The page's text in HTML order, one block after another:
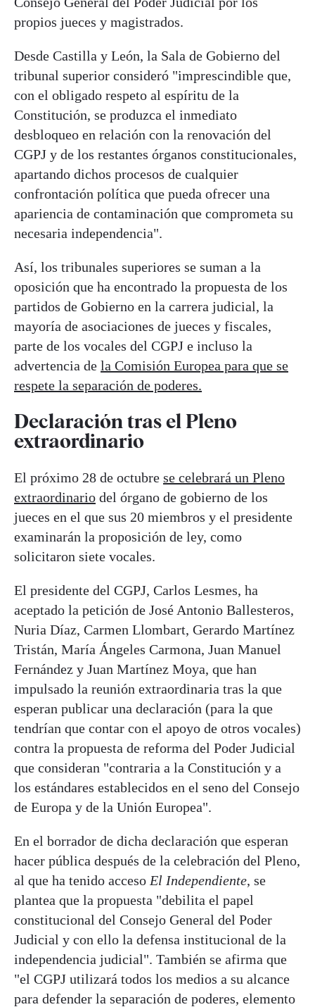
propios jueces y magistrados.
Desde Castilla y León, la Sala de Gobierno del
tribunal superior consideró "imprescindible que,
con el obligado respeto al espíritu de la
Constitución, se produzca el inmediato
desbloqueo en relación con la renovación del
CGPJ y de los restantes órganos constitucionales,
apartando dichos procesos de cualquier
confrontación política que pueda ofrecer una
apariencia de contaminación que comprometa su
necesaria independencia".
Así, los tribunales superiores se suman a la
oposición que ha encontrado la propuesta de los
partidos de Gobierno en la carrera judicial, la
mayoría de asociaciones de jueces y fiscales,
parte de los vocales del CGPJ e incluso la
advertencia de la Comisión Europea para que se
respete la separación de poderes.
Declaración tras el Pleno
extraordinario
El próximo 28 de octubre se celebrará un Pleno
extraordinario del órgano de gobierno de los
jueces en el que sus 20 miembros y el presidente
examinarán la proposición de ley, como
solicitaron siete vocales.
El presidente del CGPJ, Carlos Lesmes, ha
aceptado la petición de José Antonio Ballesteros,
Nuria Díaz, Carmen Llombart, Gerardo Martínez
Tristán, María Ángeles Carmona, Juan Manuel
Fernández y Juan Martínez Moya, que han
impulsado la reunión extraordinaria tras la que
esperan publicar una declaración (para la que
tendrían que contar con el apoyo de otros vocales)
contra la propuesta de reforma del Poder Judicial
que consideran "contraria a la Constitución y a
los estándares establecidos en el seno del Consejo
de Europa y de la Unión Europea".
En el borrador de dicha declaración que esperan
hacer pública después de la celebración del Pleno,
al que ha tenido acceso El Independiente, se
plantea que la propuesta "debilita el papel
constitucional del Consejo General del Poder
Judicial y con ello la defensa institucional de la
independencia judicial". También se afirma que
"el CGPJ utilizará todos los medios a su alcance
para defender la separación de poderes, elemento